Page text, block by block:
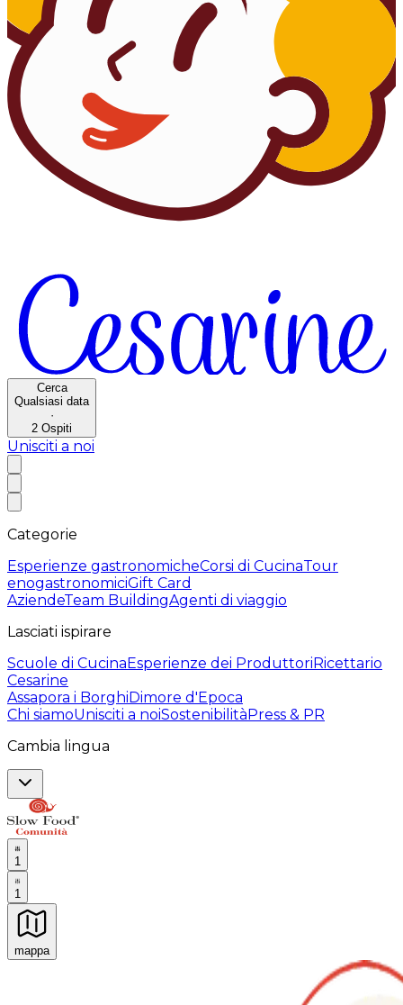
Cerca
Qualsiasi data
·
2 Ospiti
Unisciti a noi
Categorie
Esperienze gastronomicheCorsi di CucinaTour
enogastronomiciGift Card
AziendeTeam BuildingAgenti di viaggio
Lasciati ispirare
Scuole di CucinaEsperienze dei ProduttoriRicettario
Cesarine
Assapora i BorghiDimore d'Epoca
Chi siamoUnisciti a noiSostenibilitàPress & PR
Cambia lingua
1
1
mappa
Esperienze culinarie indimenticabili: Esperienze